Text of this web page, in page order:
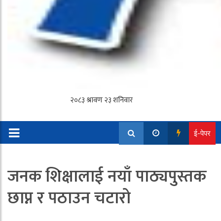
ई-पेपर
जनक शिक्षालाई नयाँ पाठ्यपुस्तक
छाप्न र पठाउन चटारो